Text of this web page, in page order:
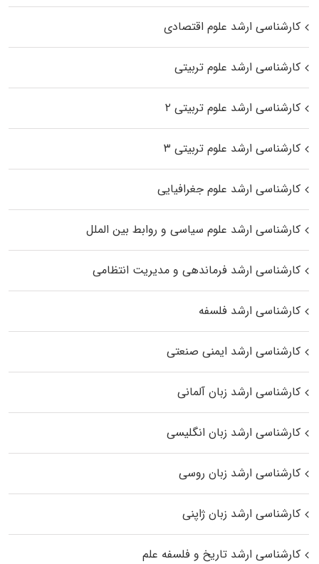
کارشناسی ارشد علوم اقتصادی
کارشناسی ارشد علوم تربیتی
کارشناسی ارشد علوم تربیتی ۲
کارشناسی ارشد علوم تربیتی ۳
کارشناسی ارشد علوم جغرافیایی
کارشناسی ارشد علوم سیاسی و روابط بین الملل
کارشناسی ارشد فرماندهی و مدیریت انتظامی
کارشناسی ارشد فلسفه
کارشناسی ارشد ایمنی صنعتی
کارشناسی ارشد زبان آلمانی
کارشناسی ارشد زبان انگلیسی
کارشناسی ارشد زبان روسی
کارشناسی ارشد زبان ژاپنی
کارشناسی ارشد تاریخ و فلسفه علم